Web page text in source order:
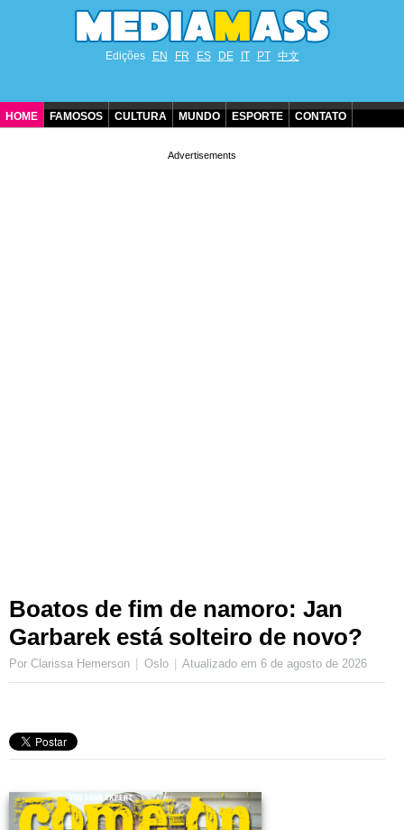
Edições EN FR ES DE IT PT 中文
HOME FAMOSOS CULTURA MUNDO ESPORTE CONTATO
Boatos de fim de namoro: Jan
Garbarek está solteiro de novo?
Por Clarissa Hemerson Oslo Atualizado em6 de agosto de 2026